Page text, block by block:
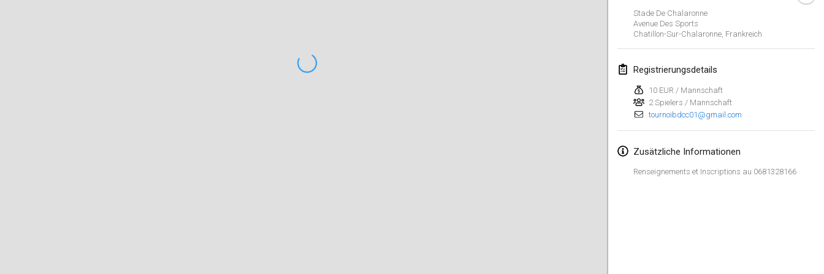
Stade De Chalaronne
Avenue Des Sports
Chatillon-Sur-Chalaronne, Frankreich
Registrierungsdetails
10 EUR / Mannschaft
2 Spielers / Mannschaft
tournoibdcc01@gmail.com
Zusätzliche Informationen
Renseignements et Inscriptions au 0681328166
Februar 2022
4. Feb. 2022|Tschechische Republik
TangoMölkky
5. Feb. 2022|Finnland
Kohti Kisoja